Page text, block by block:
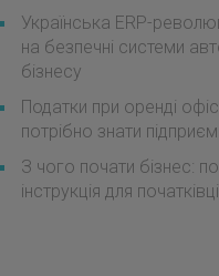
Українська ERP-
на безпечні системи
бізнесу
Податки при оренді
потрібно знати
З чого почати бізнес:
інструкція для